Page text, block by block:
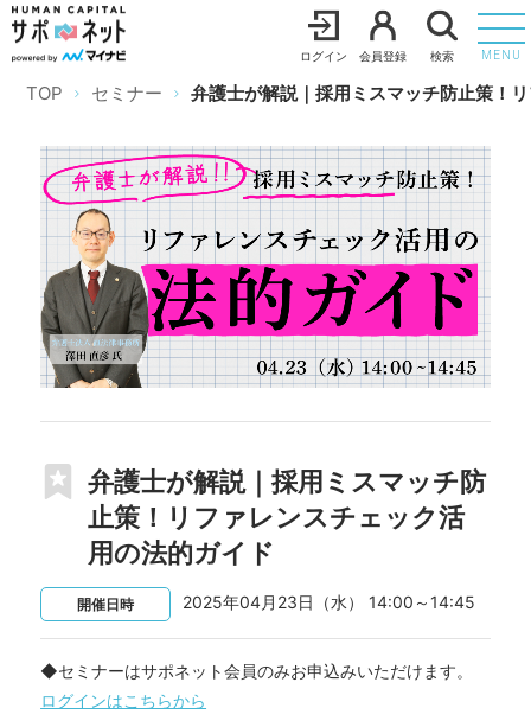
ログイン 会員登録 検索 MENU
TOP セミナー 弁護士が解説｜採用ミスマッチ防止策！
弁護士が解説｜採用ミスマッチ防
止策！リファレンスチェック活
用の法的ガイド
開催日時 2025年04月23日（水） 14:00～14:45
◆セミナーはサポネット会員のみお申込みいただけます。
ログインはこちらから